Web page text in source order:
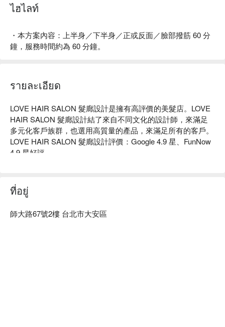
ไฮไลท์
・本方案內容：上半身／下半身／正或反面／臉部撥筋 60 分
鐘，服務時間約為 60 分鐘。
รายละเอียด
LOVE HAIR SALON 髮廊設計是擁有高評價的美髮店。LOVE
HAIR SALON 髮廊設計結了來自不同文化的設計師，來滿足
多元化客戶族群，也選用高質量的產品，來滿足所有的客戶。
LOVE HAIR SALON 髮廊設計評價：Google 4.9 星、FunNow
4.9 星好評
LOVE HAIR SALON 髮廊設計推薦：採用進口髮品，好好呵護
您的髮絲，店內簡約與舒適。
設計價格立刻查看⬇︎
ที่อยู่
師大路67號2樓 台北市大安區